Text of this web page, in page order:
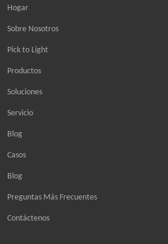
Hogar
Sobre Nosotros
Pick to Light
Productos
Soluciones
Servicio
Blog
Casos
Blog
Preguntas Más Frecuentes
Contáctenos